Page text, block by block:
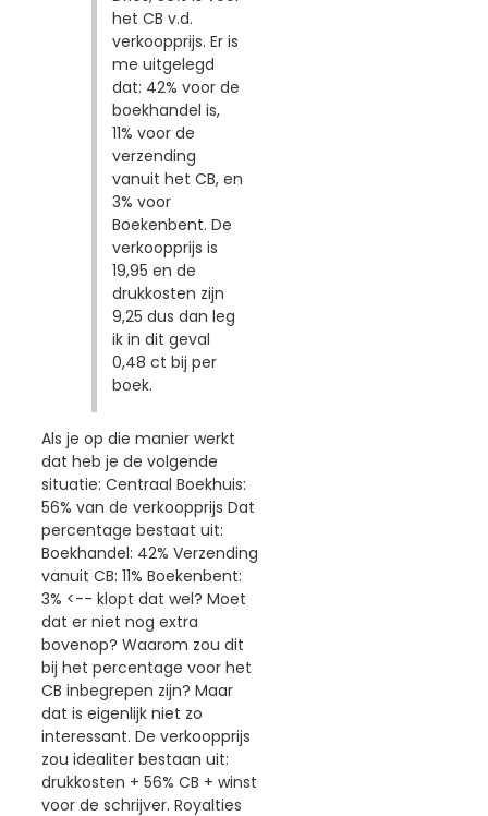
het CB v.d.
verkoopprijs. Er is
me uitgelegd
dat: 42% voor de
boekhandel is,
11% voor de
verzending
vanuit het CB, en
3% voor
Boekenbent. De
verkoopprijs is
19,95 en de
drukkosten zijn
9,25 dus dan leg
ik in dit geval
0,48 ct bij per
boek.
Als je op die manier werkt
dat heb je de volgende
situatie: Centraal Boekhuis:
56% van de verkoopprijs Dat
percentage bestaat uit:
Boekhandel: 42% Verzending
vanuit CB: 11% Boekenbent:
3% <-- klopt dat wel? Moet
dat er niet nog extra
bovenop? Waarom zou dit
bij het percentage voor het
CB inbegrepen zijn? Maar
dat is eigenlijk niet zo
interessant. De verkoopprijs
zou idealiter bestaan uit:
drukkosten + 56% CB + winst
voor de schrijver. Royalties